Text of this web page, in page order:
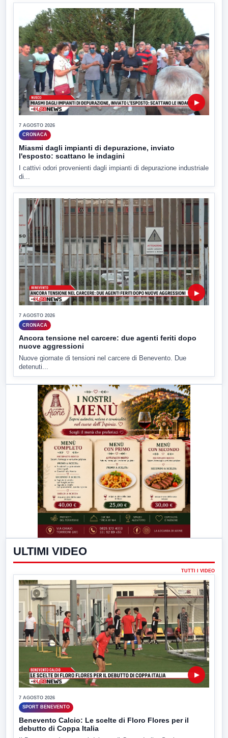
▶
7 AGOSTO 2026
CRONACA
Miasmi dagli impianti di depurazione, inviato
l'esposto: scattano le indagini
I cattivi odori provenienti dagli impianti di depurazione industriale
di...
▶
7 AGOSTO 2026
CRONACA
Ancora tensione nel carcere: due agenti feriti dopo
nuove aggressioni
Nuove giornate di tensioni nel carcere di Benevento. Due
detenuti...
ULTIMI VIDEO
TUTTI I VIDEO
▶
7 AGOSTO 2026
SPORT BENEVENTO
Benevento Calcio: Le scelte di Floro Flores per il
debutto di Coppa Italia